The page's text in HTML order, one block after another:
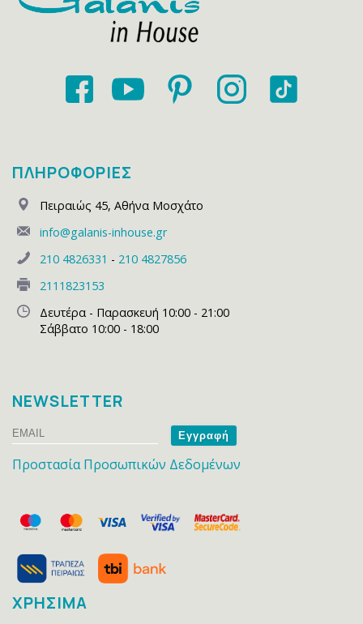
ΠΛΗΡΟΦΟΡΙΕΣ
Πειραιώς 45, Αθήνα Μοσχάτο
info@galanis-inhouse.gr
210 4826331 - 210 4827856
2111823153
Δευτέρα - Παρασκευή 10:00 - 21:00
Σάββατο 10:00 - 18:00
NEWSLETTER
Email
Name
Προστασία Προσωπικών Δεδομένων
ΧΡΗΣΙΜΑ